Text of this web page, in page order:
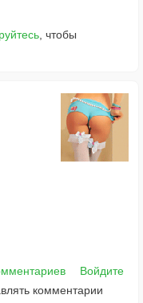
, чтобы
Войдите
комментарии